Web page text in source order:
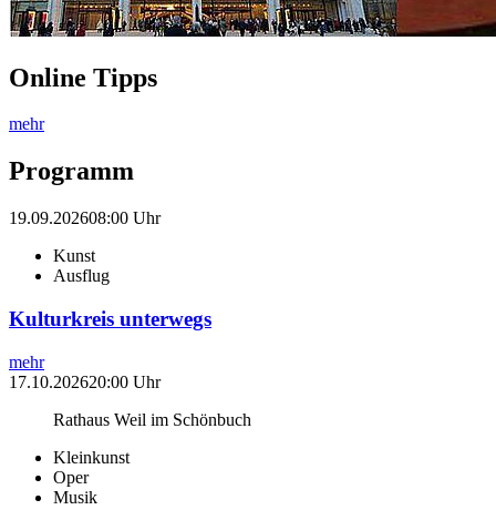
Online Tipps
mehr
Programm
19.09.202608:00 Uhr
Kunst
Ausflug
Kulturkreis unterwegs
mehr
17.10.202620:00 Uhr
Rathaus Weil im Schönbuch
Kleinkunst
Oper
Musik